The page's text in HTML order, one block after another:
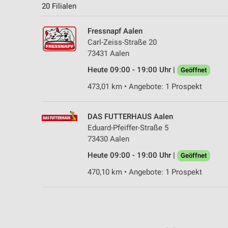
20 Filialen
Fressnapf Aalen
Carl-Zeiss-Straße 20
73431 Aalen
Heute 09:00 - 19:00 Uhr |
Geöffnet
473,01 km • Angebote: 1 Prospekt
DAS FUTTERHAUS Aalen
Eduard-Pfeiffer-Straße 5
73430 Aalen
Heute 09:00 - 19:00 Uhr |
Geöffnet
470,10 km • Angebote: 1 Prospekt